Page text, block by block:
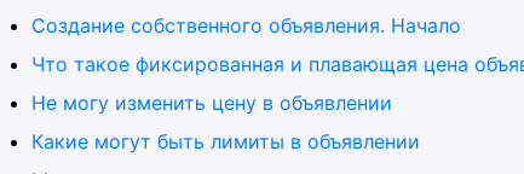
Создание собственного объявления. Начало
Что такое фиксированная и плавающая цена
Не могу изменить цену в объявлении
Какие могут быть лимиты в объявлении